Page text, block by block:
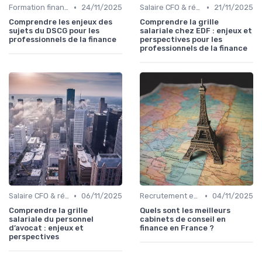
Formation finance & upskilling •
24/11/2025
Comprendre les enjeux des
sujets du DSCG pour les
professionnels de la finance
Salaire CFO & rémunération variable •
21/11/2025
Comprendre la grille
salariale chez EDF : enjeux et
perspectives pour les
professionnels de la finance
Salaire CFO & rémunération variable • 06/11/2025
Comprendre la grille
salariale du personnel
d’avocat : enjeux et
perspectives
Recrutement en finance d’entreprise • 04/11/2025
Quels sont les meilleurs
cabinets de conseil en
finance en France ?